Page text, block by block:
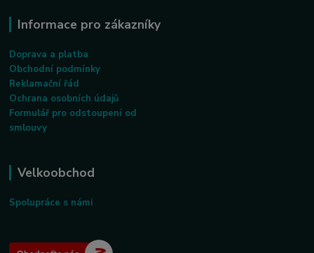
Informace pro zákazníky
Doprava a platba
Obchodní podmínky
Reklamační řád
Ochrana osobních údajů
Formulář pro odstoupení od
smlouvy
Velkoobchod
Spolupráce s námi